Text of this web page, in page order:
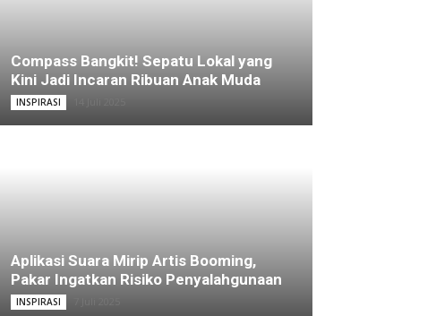
Compass Bangkit! Sepatu Lokal yang
Kini Jadi Incaran Ribuan Anak Muda
INSPIRASI
Aplikasi Suara Mirip Artis Booming,
Pakar Ingatkan Risiko Penyalahgunaan
INSPIRASI